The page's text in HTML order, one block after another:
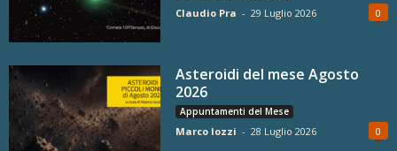
Claudio Pra - 29 Luglio 2026 0
Asteroidi del mese Agosto
2026
Appuntamenti del Mese
Marco Iozzi - 28 Luglio 2026 0